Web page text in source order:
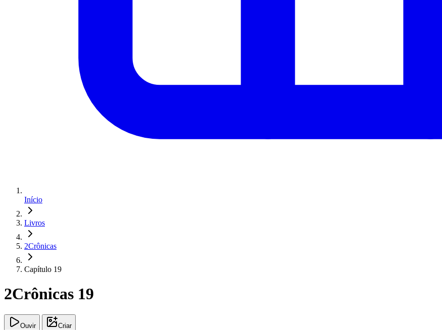
Início
Livros
2Crônicas
Capítulo 19
2Crônicas 19
Ouvir Criar